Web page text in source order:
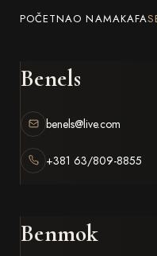
POČETNAO NAMAKAFA
Benels
benels@live.com
+381 63/809-8855
Benmok